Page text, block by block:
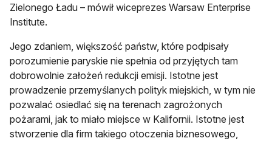
Zielonego Ładu – mówił wiceprezes Warsaw Enterprise
Institute.
Jego zdaniem, większość państw, które podpisały
porozumienie paryskie nie spełnia od przyjętych tam
dobrowolnie założeń redukcji emisji. Istotne jest
prowadzenie przemyślanych polityk miejskich, w tym nie
pozwalać osiedlać się na terenach zagrożonych
pożarami, jak to miało miejsce w Kalifornii. Istotne jest
stworzenie dla firm takiego otoczenia biznesowego,